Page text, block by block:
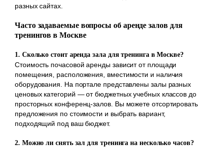
разных сайтах.
Часто задаваемые вопросы об аренде залов для
тренингов в Москве
1. Сколько стоит аренда зала для тренинга в Москве?
Стоимость почасовой аренды зависит от площади
помещения, расположения, вместимости и наличия
оборудования. На портале представлены залы разных
ценовых категорий — от бюджетных учебных классов до
просторных конференц-залов. Вы можете отсортировать
предложения по стоимости и выбрать вариант,
подходящий под ваш бюджет.
2. Можно ли снять зал для тренинга на несколько часов?